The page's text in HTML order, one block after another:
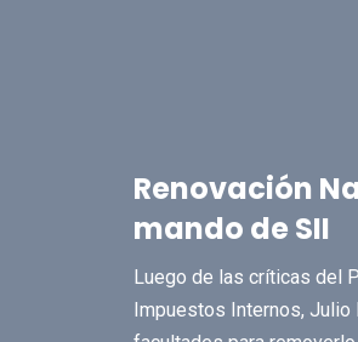
Renovación
mando de SII
Luego de las críticas del
Impuestos Internos, Julio